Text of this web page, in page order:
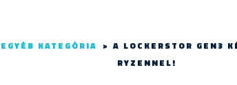
EGYÉB KATEGÓRIA > A LOCKERSTOR GEN3
RYZENNEL!